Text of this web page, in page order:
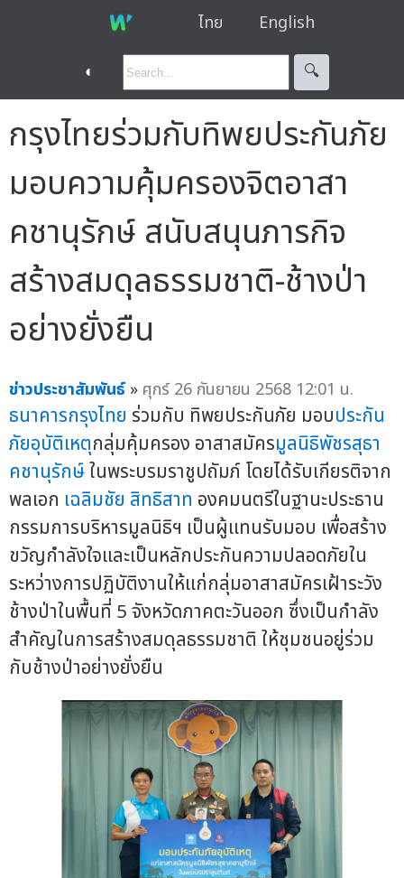
ไทย English
◐ 🔍︎
กรุงไทยร่วมกับทิพยประกันภัย
มอบความคุ้มครองจิตอาสา
คชานุรักษ์ สนับสนุนภารกิจ
สร้างสมดุลธรรมชาติ-ช้างป่า
อย่างยั่งยืน
ข่าวประชาสัมพันธ์ » ศุกร์ 26 กันยายน 2568 12:01 น.
ธนาคารกรุงไทย ร่วมกับ ทิพยประกันภัย มอบประกัน
ภัยอุบัติเหตุกลุ่มคุ้มครอง อาสาสมัครมูลนิธิพัชรสุธา
คชานุรักษ์ในพระบรมราชูปถัมภ์ โดยได้รับเกียรติจาก
พลเอก เฉลิมชัย สิทธิสาท องคมนตรีในฐานะประธาน
กรรมการบริหารมูลนิธิฯ เป็นผู้แทนรับมอบ เพื่อสร้าง
ขวัญกำลังใจและเป็นหลักประกันความปลอดภัยใน
ระหว่างการปฏิบัติงานให้แก่กลุ่มอาสาสมัครเฝ้าระวัง
ช้างป่าในพื้นที่ 5 จังหวัดภาคตะวันออก ซึ่งเป็นกำลัง
สำคัญในการสร้างสมดุลธรรมชาติ ให้ชุมชนอยู่ร่วม
กับช้างป่าอย่างยั่งยืน